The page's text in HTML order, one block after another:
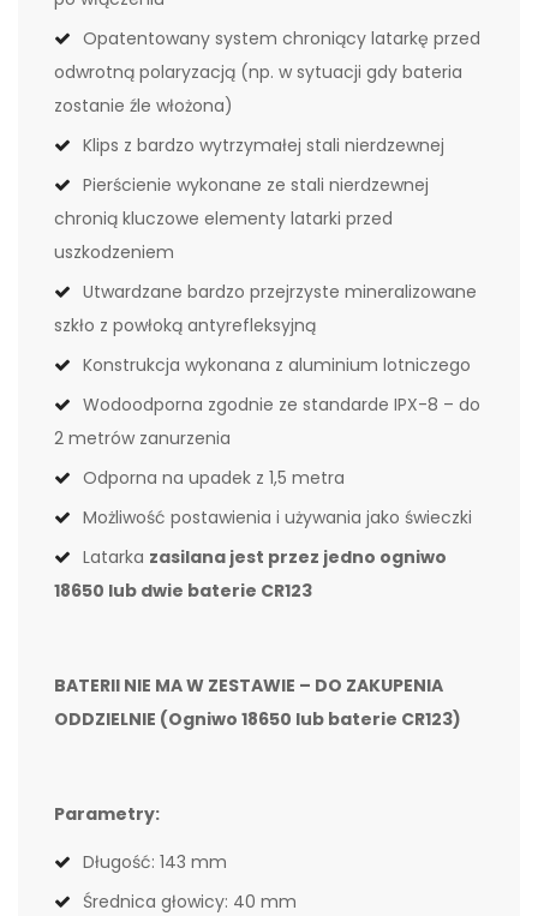
Opatentowany system chroniący latarkę przed
odwrotną polaryzacją (np. w sytuacji gdy bateria
zostanie źle włożona)
Klips z bardzo wytrzymałej stali nierdzewnej
Pierścienie wykonane ze stali nierdzewnej
chronią kluczowe elementy latarki przed
uszkodzeniem
Utwardzane bardzo przejrzyste mineralizowane
szkło z powłoką antyrefleksyjną
Konstrukcja wykonana z aluminium lotniczego
Wodoodporna zgodnie ze standarde IPX-8 – do
2 metrów zanurzenia
Odporna na upadek z 1,5 metra
Możliwość postawienia i używania jako świeczki
Latarka zasilana jest przez jedno ogniwo
18650 lub dwie baterie CR123
BATERII NIE MA W ZESTAWIE – DO ZAKUPENIA
ODDZIELNIE (Ogniwo 18650 lub baterie CR123)
Parametry:
Długość: 143 mm
Średnica głowicy: 40 mm